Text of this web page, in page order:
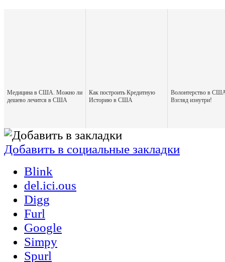
Медицина в США. Можно ли
дешево лечится в США
Как построить Кредитную
Историю в США
Волонтерство в
Взгляд изнутри!
Добавить в социальные закладки
Blink
del.ici.ous
Digg
Furl
Google
Simpy
Spurl